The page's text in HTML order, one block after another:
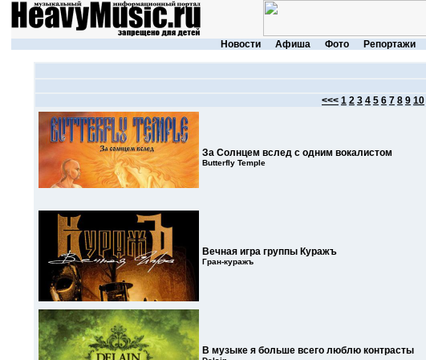
Новости Афиша Фото Репортажи
<<< 1 2 3 4 5 6 7 8 9 10
За Солнцем вслед с одним вокалистом
Butterfly Temple
Вечная игра группы Куражъ
Гран-куражъ
В музыке я больше всего люблю контрасты